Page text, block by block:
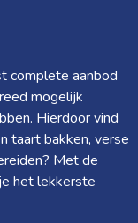
complete aanbod
mogelijk
Hierdoor vind
taart bakken, verse
Met de
het lekkerste